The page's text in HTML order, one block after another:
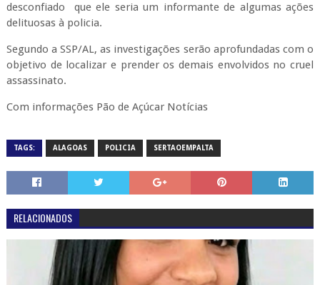
desconfiado que ele seria um informante de algumas ações
delituosas à policia.
Segundo a SSP/AL, as investigações serão aprofundadas com o
objetivo de localizar e prender os demais envolvidos no cruel
assassinato.
Com informações Pão de Açúcar Notícias
TAGS: ALAGOAS POLICIA SERTAOEMPALTA
RELACIONADOS